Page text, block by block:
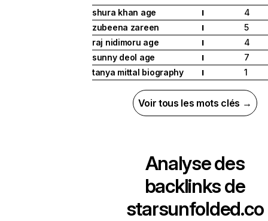
shura khan age
I
4
zubeena zareen
I
5
raj nidimoru age
I
4
sunny deol age
I
7
tanya mittal biography
I 1
Voir tous les mots clés →
Analyse des
backlinks de
starsunfolded.co